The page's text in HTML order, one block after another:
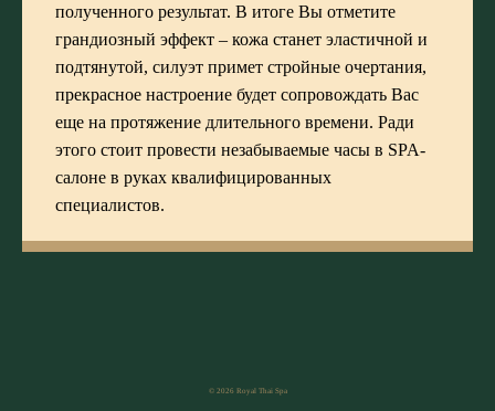
полученного результат. В итоге Вы отметите
грандиозный эффект – кожа станет эластичной и
подтянутой, силуэт примет стройные очертания,
прекрасное настроение будет сопровождать Вас
еще на протяжение длительного времени. Ради
этого стоит провести незабываемые часы в SPA-
салоне в руках квалифицированных
специалистов.
© 2026 Royal Thai Spa